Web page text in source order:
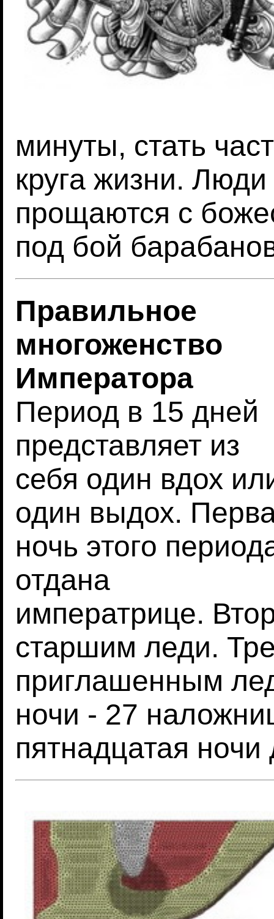
минуты, стать
круга жизни.
прощаются с
под бой
Правильное
многоженство
Императора
Период в 15 дней
представляет из
себя один вдох
один выдох.
ночь этого
отдана
императрице.
старшим леди.
приглашенным
ночи - 27
пятнадцатая